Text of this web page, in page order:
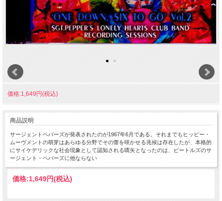
価格:1,649円(税込)
商品説明
サージェントペパーズが発表されたのが1967年6月である。それまでもヒッピー・
ムーヴメントの萌芽はあらゆる分野でその蕾を咲かせる兆候は存在したが、本格的
にサイケデリックな社会現象として認知される嚆矢となったのは、ビートルズのサ
ージェント・ペパーズに他ならない
価格:1,649円(税込)